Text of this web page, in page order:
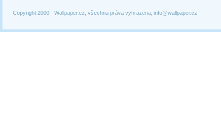
Copyright 2000 - Wallpaper.cz, všechna práva vyhrazena, info@wallpaper.cz